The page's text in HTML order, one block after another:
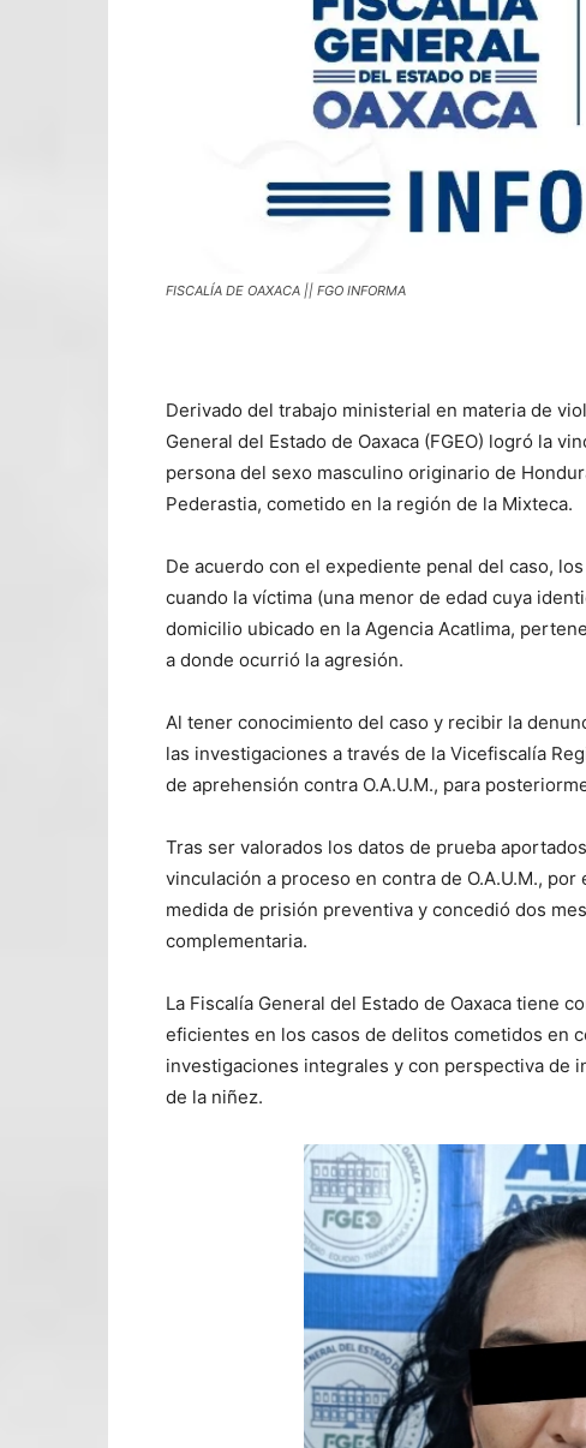
FISCALÍA DE OAXACA || FGO INFORMA
Derivado del trabajo ministerial en materia de
General del Estado de Oaxaca (FGEO) logró la
persona del sexo masculino originario de
Pederastia, cometido en la región de la Mixteca.
De acuerdo con el expediente penal del caso,
cuando la víctima (una menor de edad cuya
domicilio ubicado en la Agencia Acatlima,
a donde ocurrió la agresión.
Al tener conocimiento del caso y recibir la
las investigaciones a través de la Vicefiscalía
de aprehensión contra O.A.U.M., para
Tras ser valorados los datos de prueba
vinculación a proceso en contra de O.A.U.M.,
medida de prisión preventiva y concedió dos
complementaria.
La Fiscalía General del Estado de Oaxaca tiene
eficientes en los casos de delitos cometidos en
investigaciones integrales y con perspectiva de
de la niñez.